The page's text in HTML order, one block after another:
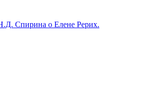
о Елене Рерих.